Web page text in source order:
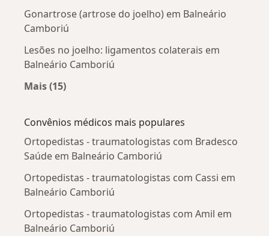
Gonartrose (artrose do joelho) em Balneário
Camboriú
Lesões no joelho: ligamentos colaterais em
Balneário Camboriú
Mais (15)
Convênios médicos mais populares
Ortopedistas - traumatologistas com Bradesco
Saúde em Balneário Camboriú
Ortopedistas - traumatologistas com Cassi em
Balneário Camboriú
Ortopedistas - traumatologistas com Amil em
Balneário Camboriú